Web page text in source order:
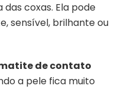
coxas. Ela pode
sensível, brilhante ou
de contato
a pele fica muito